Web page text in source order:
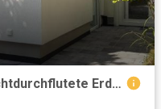
Ankommen & Wohlfühlen – lichtdurchflutete Erdgeschosswohnung mit Terrasse